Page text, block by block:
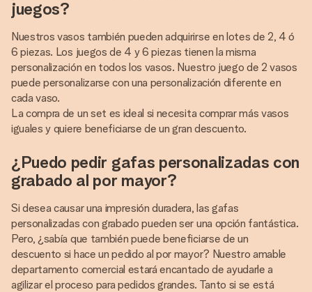
juegos?
Nuestros vasos también pueden adquirirse en lotes de 2, 4 ó
6 piezas. Los juegos de 4 y 6 piezas tienen la misma
personalización en todos los vasos. Nuestro juego de 2 vasos
puede personalizarse con una personalización diferente en
cada vaso.
La compra de un set es ideal si necesita comprar más vasos
iguales y quiere beneficiarse de un gran descuento.
¿Puedo pedir gafas personalizadas con
grabado al por mayor?
Si desea causar una impresión duradera, las gafas
personalizadas con grabado pueden ser una opción fantástica.
Pero, ¿sabía que también puede beneficiarse de un
descuento si hace un pedido al por mayor? Nuestro amable
departamento comercial estará encantado de ayudarle a
agilizar el proceso para pedidos grandes. Tanto si se está